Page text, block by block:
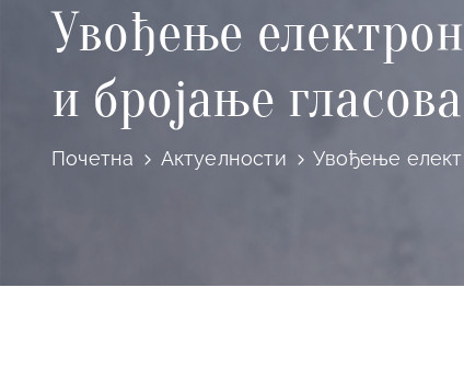
Увођење
и бројање
Почетна Актуелности Увођење